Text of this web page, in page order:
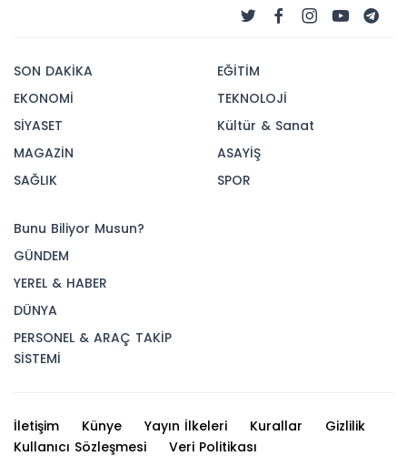
SON DAKİKA
EKONOMİ
SİYASET
MAGAZİN
SAĞLIK
EĞİTİM
TEKNOLOJİ
Kültür & Sanat
ASAYİŞ
SPOR
Bunu Biliyor Musun?
GÜNDEM
YEREL & HABER
DÜNYA
PERSONEL & ARAÇ TAKİP
SİSTEMİ
İletişim Künye Yayın İlkeleri Kurallar
Gizlilik
Kullanıcı Sözleşmesi
Veri Politikası